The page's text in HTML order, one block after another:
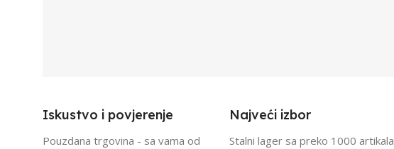
Iskustvo i povjerenje
Pouzdana trgovina - sa vama od
Najveći izbor
Stalni lager sa preko 1000 artikala